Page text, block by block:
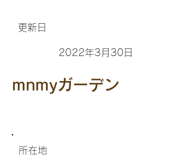
更新日
2022年3月30日
mnmyガーデン
所在地